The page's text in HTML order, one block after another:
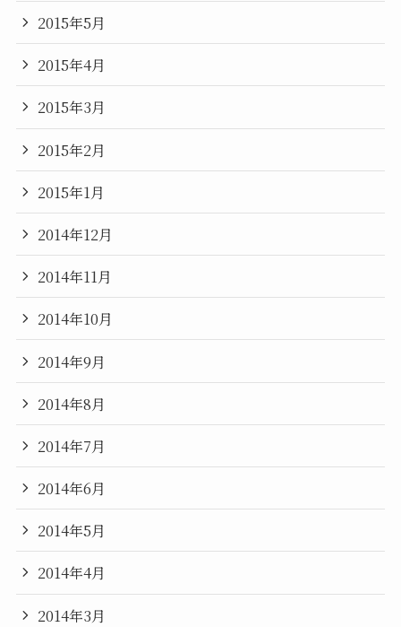
2015年5月
2015年4月
2015年3月
2015年2月
2015年1月
2014年12月
2014年11月
2014年10月
2014年9月
2014年8月
2014年7月
2014年6月
2014年5月
2014年4月
2014年3月